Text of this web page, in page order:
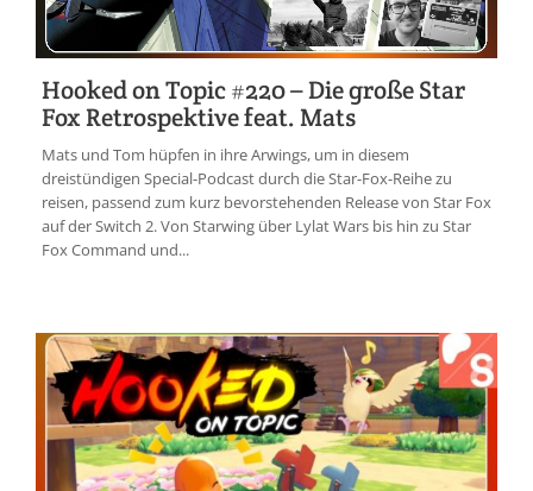
Hooked on Topic #220 – Die große Star
Fox Retrospektive feat. Mats
Mats und Tom hüpfen in ihre Arwings, um in diesem
dreistündigen Special-Podcast durch die Star-Fox-Reihe zu
reisen, passend zum kurz bevorstehenden Release von Star Fox
auf der Switch 2. Von Starwing über Lylat Wars bis hin zu Star
Fox Command und...